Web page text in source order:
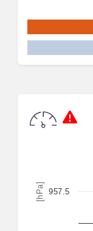
[hPa] 957.5